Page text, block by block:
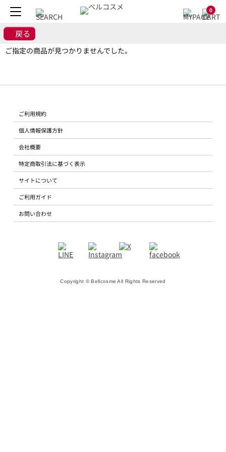
0
戻る
ご指定の商品が見つかりませんでした。
ご利用規約
個人情報保護方針
会社概要
特定商取引法に基づく表示
サイトについて
ご利用ガイド
お問い合わせ
Copyright © Bellcosme All Rights Reserved